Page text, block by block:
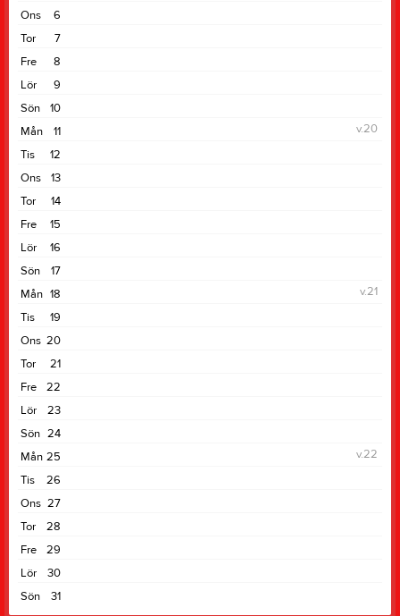
6
Ons
7
Tor
8
Fre
9
Lör
10
Sön
11
Mån
v.20
12
Tis
13
Ons
14
Tor
15
Fre
16
Lör
17
Sön
18
Mån
v.21
19
Tis
20
Ons
21
Tor
22
Fre
23
Lör
24
Sön
25
Mån
v.22
26
Tis
27
Ons
28
Tor
29
Fre
30
Lör
31
Sön